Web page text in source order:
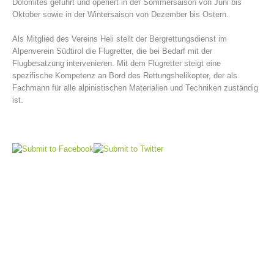
Bergrettungsstellen
Dolomites geführt und operiert in der Sommersaison von Juni bis
Oktober sowie in der Wintersaison von Dezember bis Ostern.
Als Mitglied des Vereins Heli stellt der Bergrettungsdienst im
Alpenverein Südtirol die Flugretter, die bei Bedarf mit der
Flugbesatzung intervenieren. Mit dem Flugretter steigt eine
spezifische Kompetenz an Bord des Rettungshelikopter, der als
Fachmann für alle alpinistischen Materialien und Techniken zuständig
ist.